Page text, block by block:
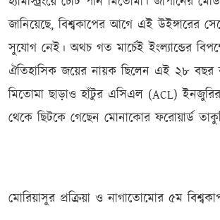
জানিয়েছে, বিশ্বকাপের আগে এই উইঙ্গারের
সুযোগ নেই। অথচ গত মার্চেই ইংল্যান্ডের
ঐতিহাসিক জয়ের নায়ক ছিলেন এই ২৮ বছর
মিতোমা ছাড়াও হাঁটুর এসিএল (ACL)
থেকে ছিটকে গেছেন মোনাকোর ফরোয়ার্ড
মোরিয়াসুর প্রক্রিয়া ও নাগাতোমোর ৫ম